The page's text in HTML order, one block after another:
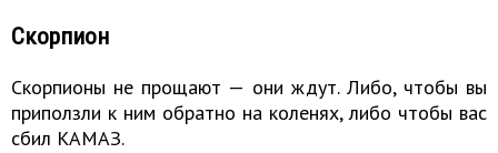
Скорпион
Скорпионы не прощают — они ждут. Либо, чтобы вы
приползли к ним обратно на коленях, либо чтобы вас
сбил КАМАЗ.